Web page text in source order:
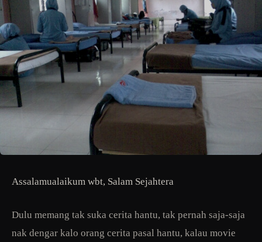
Assalamualaikum wbt, Salam Sejahtera
Dulu memang tak suka cerita hantu, tak pernah saja-saja
nak dengar kalo orang cerita pasal hantu, kalau movie